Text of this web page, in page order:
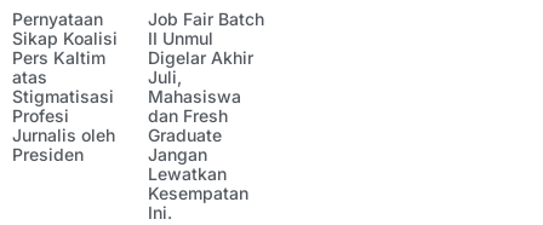
Pernyataan
Sikap Koalisi
Pers Kaltim
atas
Stigmatisasi
Profesi
Jurnalis oleh
Presiden
Job Fair Batch
II Unmul
Digelar Akhir
Juli,
Mahasiswa
dan Fresh
Graduate
Jangan
Lewatkan
Kesempatan
Ini.